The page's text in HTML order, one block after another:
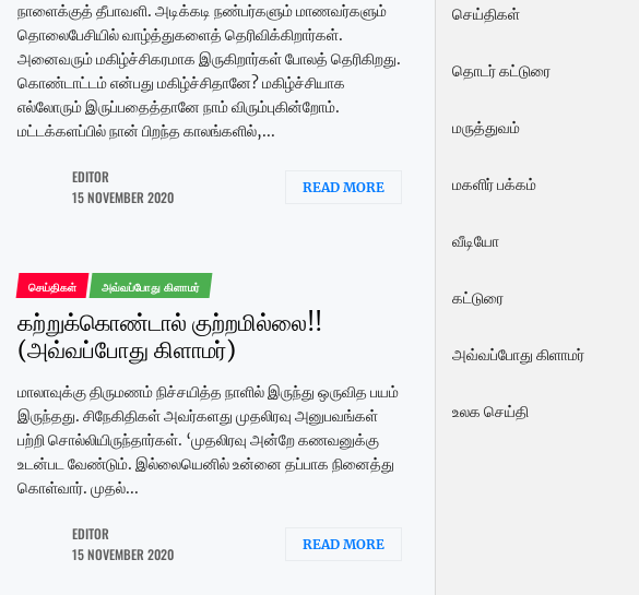
நாளைக்குத் தீபாவளி. அடிக்கடி நண்பர்களும் மாணவர்களும்
தொலைபேசியில் வாழ்த்துகளைத் தெரிவிக்கிறார்கள்.
அனைவரும் மகிழ்ச்சிகரமாக இருகிறார்கள் போலத் தெரிகிறது.
கொண்டாட்டம் என்பது மகிழ்ச்சிதானே? மகிழ்ச்சியாக
எல்லோரும் இருப்பதைத்தானே நாம் விரும்புகின்றோம்.
மட்டக்களப்பில் நான் பிறந்த காலங்களில்,...
EDITOR
15 NOVEMBER 2020
READ MORE
செய்திகள் அவ்வப்போது கிளாமர்
கற்றுக்கொண்டால் குற்றமில்லை!!
(அவ்வப்போது கிளாமர்)
மாலாவுக்கு திருமணம் நிச்சயித்த நாளில் இருந்து ஒருவித பயம்
இருந்தது. சிநேகிதிகள் அவர்களது முதலிரவு அனுபவங்கள்
பற்றி சொல்லியிருந்தார்கள். ‘முதலிரவு அன்றே கணவனுக்கு
உடன்பட வேண்டும். இல்லையெனில் உன்னை தப்பாக நினைத்து
கொள்வார். முதல்...
EDITOR
15 NOVEMBER 2020
READ MORE
செய்திகள்
தொடர் கட்டுரை
மருத்துவம்
மகளிர் பக்கம்
வீடியோ
கட்டுரை
அவ்வப்போது கிளாமர்
உலக செய்தி